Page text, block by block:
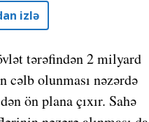
izlə
tərəfindən 2 milyard
cəlb olunması nəzərdə
ön plana çıxır. Sahə